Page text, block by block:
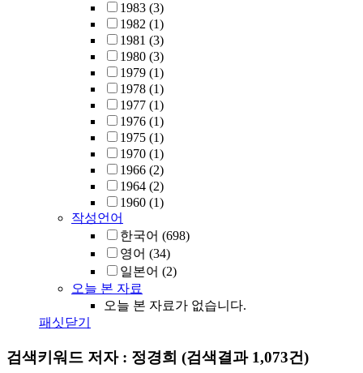
1983 (3)
1982 (1)
1981 (3)
1980 (3)
1979 (1)
1978 (1)
1977 (1)
1976 (1)
1975 (1)
1970 (1)
1966 (2)
1964 (2)
1960 (1)
작성언어
한국어 (698)
영어 (34)
일본어 (2)
오늘 본 자료
오늘 본 자료가 없습니다.
패싯닫기
검색키워드 저자 : 정경희 (검색결과 1,073건)